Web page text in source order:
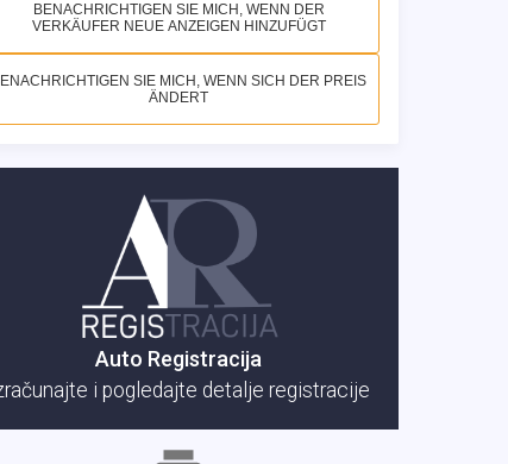
BENACHRICHTIGEN SIE MICH, WENN DER
VERKÄUFER NEUE ANZEIGEN HINZUFÜGT
SIE MICH, WENN SICH DER PREIS
ÄNDERT
Auto Registracija
i pogledajte detalje registracije